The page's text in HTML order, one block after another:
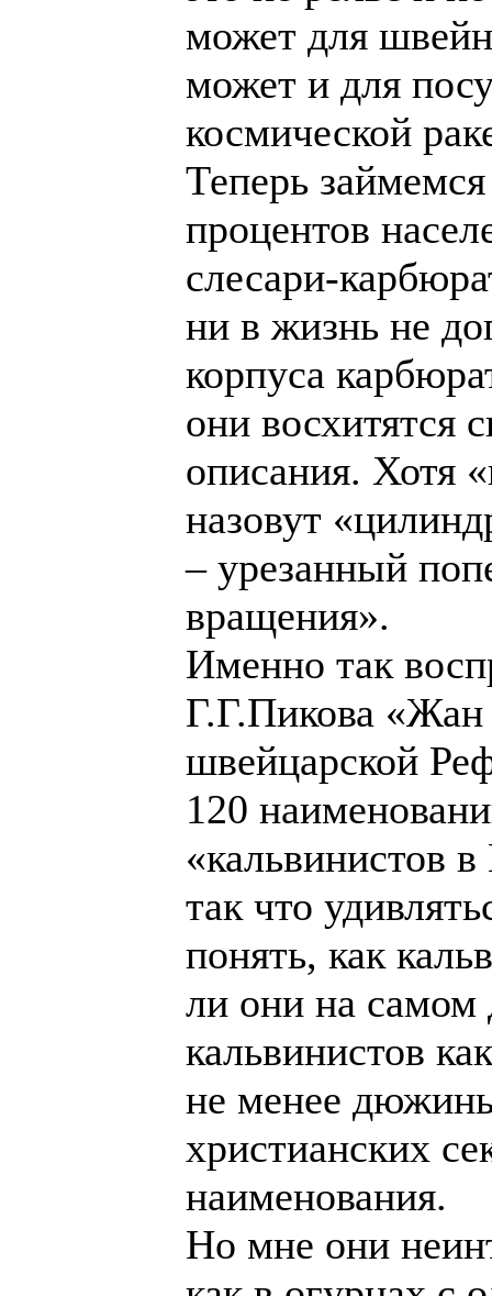
может для
может и для
космической
Теперь
процентов
слесари-
ни в жизнь не
корпуса
они восхитятся
описания. Хотя
назовут
– урезанный
вращения».
Именно так
Г.Г.Пикова
швейцарской
120
«кальвинистов
так что
понять, как
ли они на самом
кальвинистов
не менее
христианских
наименования.
Но мне они